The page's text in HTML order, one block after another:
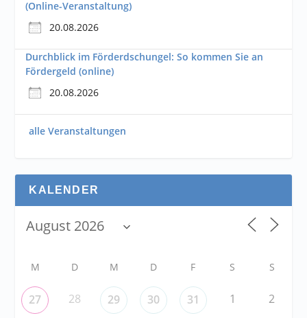
(Online-Veranstaltung)
20.08.2026
Durchblick im Förderdschungel: So kommen Sie an
Fördergeld (online)
20.08.2026
alle Veranstaltungen
KALENDER
M D M D F S S
27 28 29 30 31 1 2